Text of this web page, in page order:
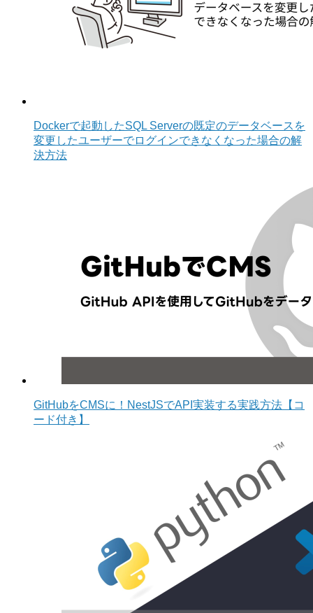
Dockerで起動したSQL Serverの既定のデータベースを
変更したユーザーでログインできなくなった場合の解
決方法
GitHubをCMSに！NestJSでAPI実装する実践方法【コ
ード付き】